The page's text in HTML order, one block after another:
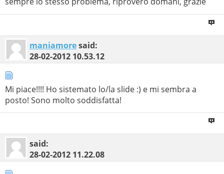
maniamoresaid:
28-02-2012 10.53.12
Mi piace!!!! Ho sistemato lo/la slide :) e mi sembra a
posto! Sono molto soddisfatta!
said:
28-02-2012 11.22.08